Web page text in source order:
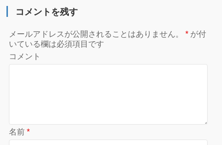
コメントを残す
メールアドレスが公開されることはありません。 * が付
いている欄は必須項目です
コメント
名前*